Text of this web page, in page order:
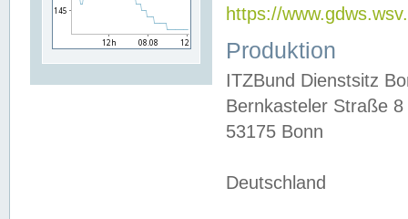
https://
Produktion
ITZBund Dienstsitz
Bernkasteler Straße 8
53175 Bonn
Deutschland